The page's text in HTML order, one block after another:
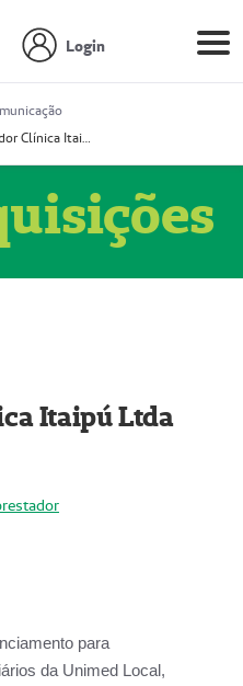
Login
Prestador Clínica Itaipú Ltda (51004348-2)
Itaipú Ltda
para
da Unimed Local,